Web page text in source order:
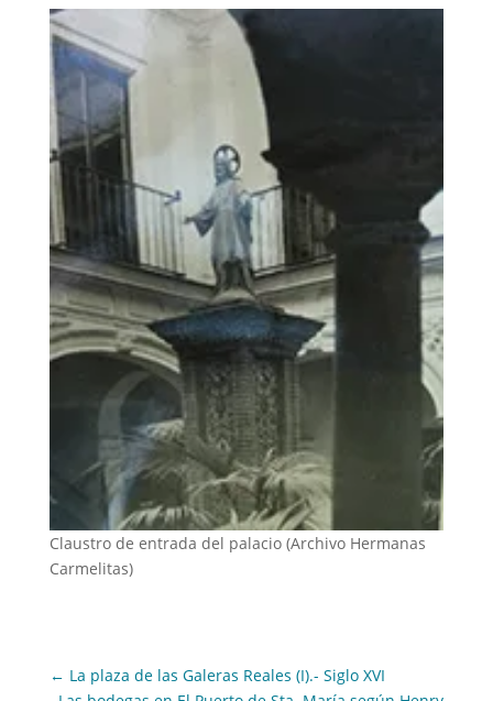
Claustro de entrada del palacio (Archivo Hermanas
Carmelitas)
← La plaza de las Galeras Reales (I).- Siglo XVI